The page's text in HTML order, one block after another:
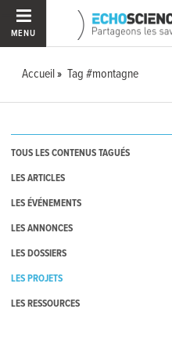
MENU
Accueil Tag #montagne
TOUS LES CONTENUS TAGUÉS
LES ARTICLES
LES ÉVÉNEMENTS
LES ANNONCES
LES DOSSIERS
LES PROJETS
LES RESSOURCES